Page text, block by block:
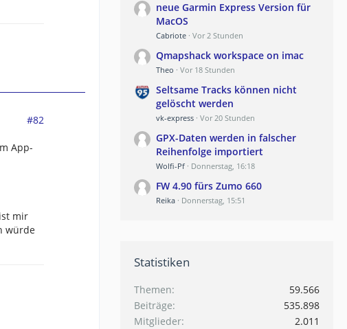
#82
App-
mir
würde
neue Garmin Express Version für
MacOS
Cabriote Vor 2 Stunden
Qmapshack workspace on imac
Theo Vor 18 Stunden
Seltsame Tracks können nicht
gelöscht werden
vk-express Vor 20 Stunden
GPX-Daten werden in falscher
Reihenfolge importiert
Wolfi-Pf Donnerstag, 16:18
FW 4.90 fürs Zumo 660
Reika Donnerstag, 15:51
Statistiken
Themen
59.566
Beiträge
535.898
Mitglieder
2.011